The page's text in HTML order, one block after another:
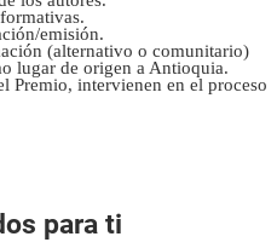
emisión.
(alternativo o comunitario)
lugar de origen a Antioquia.
Premio, intervienen en el proceso
para ti